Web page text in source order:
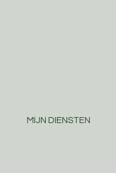
MIJN DIENSTEN